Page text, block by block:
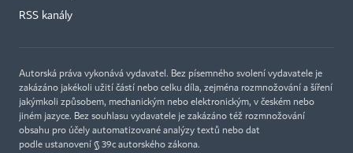
RSS kanály
Autorská práva vykonává vydavatel. Bez písemného svolení vydavatele je
zakázáno jakékoli užití částí nebo celku díla, zejména rozmnožování a šíření
jakýmkoli způsobem, mechanickým nebo elektronickým, v českém nebo
jiném jazyce. Bez souhlasu vydavatele je zakázáno též rozmnožování
obsahu pro účely automatizované analýzy textů nebo dat
podle ustanovení § 39c autorského zákona.